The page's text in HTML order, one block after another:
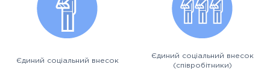
Єдиний соціальний внесок
Єдиний соціальний внесок
(співробітники)